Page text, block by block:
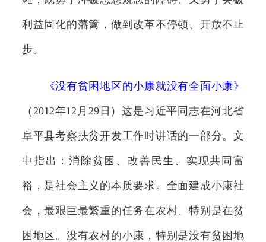
利益固化的藩篱，做到改革不停顿、开放不止
步。
《没有贫困地区的小康就没有全面小康》
（2012年12月29日）这是习近平同志在河北省
阜平县考察扶贫开发工作时讲话的一部分。文
中指出：消除贫困、改善民生、实现共同富
裕，是社会主义的本质要求。全面建成小康社
会，最艰巨最繁重的任务在农村、特别是在贫
困地区。没有农村的小康，特别是没有贫困地